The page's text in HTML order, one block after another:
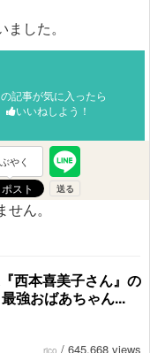
した。
の記事が気に入ったら
いいねしよう！
やく
ん。
西本喜美子さん』の
強おばあちゃん...
/ 645,668 views